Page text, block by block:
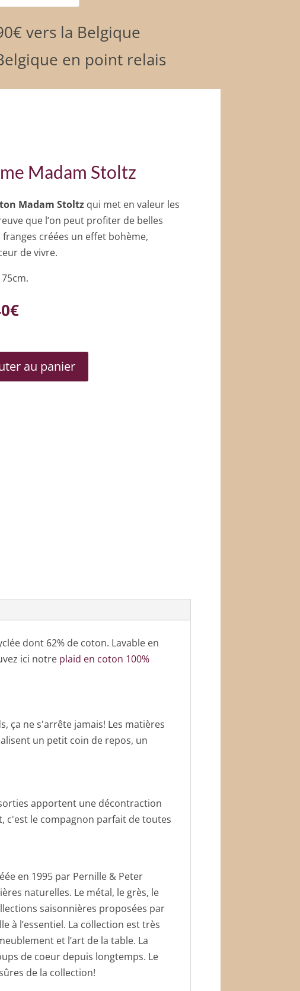
vers la Belgique
en point relais
Madam Stoltz
Madam Stoltzqui met en valeur les
que l’on peut profiter de belles
franges créées un effet bohème,
de vivre.
:
€Le
est :
17,40€.
au panier
dont 62% de coton. Lavable en
ici notre plaid en coton 100%
ça ne s'arrête jamais! Les matières
un petit coin de repos, un
apportent une décontraction
c'est le compagnon parfait de toutes
en 1995 par Pernille & Peter
naturelles. Le métal, le grès, le
saisonnières proposées par
à l’essentiel. La collection est très
et l’art de la table. La
de coeur depuis longtemps. Le
de la collection!